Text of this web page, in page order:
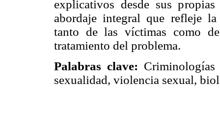
explicativos desde sus
abordaje integral que refleje
tanto de las víctimas como
tratamiento del problema.
Palabras clave: Criminologías
sexualidad, violencia sexual,